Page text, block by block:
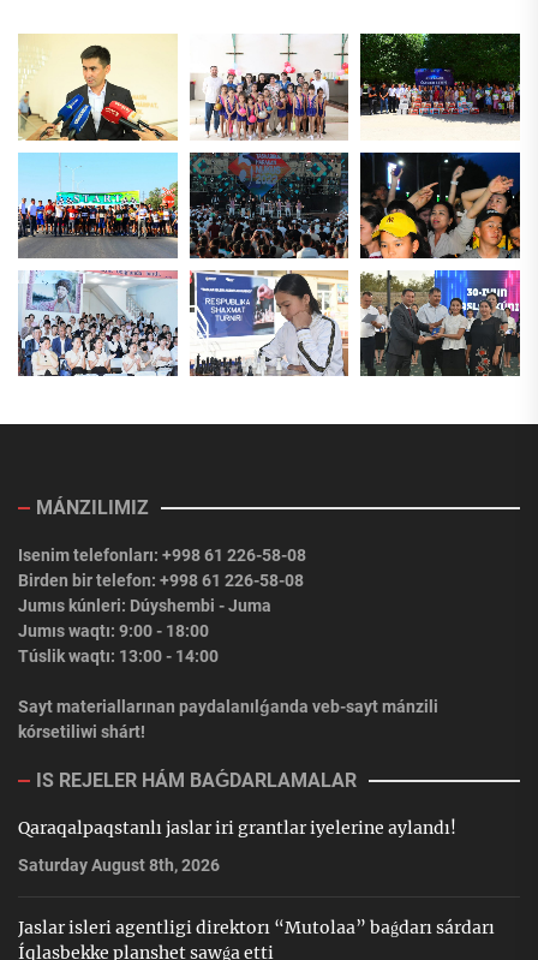
MÁNZILIMIZ
Isenim telefonları: +998 61 226-58-08
Birden bir telefon: +998 61 226-58-08
Jumıs kúnleri: Dúyshembi - Juma
Jumıs waqtı: 9:00 - 18:00
Túslik waqtı: 13:00 - 14:00
Sayt materiallarınan paydalanılǵanda veb-sayt mánzili
kórsetiliwi shárt!
IS REJELER HÁM BAǴDARLAMALAR
Qaraqalpaqstanlı jaslar iri grantlar iyelerine aylandı!
Saturday August 8th, 2026
Jaslar isleri agentligi direktorı “Mutolaa” baǵdarı sárdarı
Íqlasbekke planshet sawǵa etti